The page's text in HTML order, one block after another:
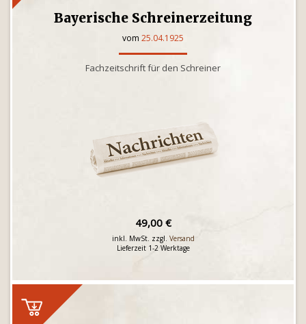
Bayerische Schreinerzeitung
vom 25.04.1925
Fachzeitschrift für den Schreiner
49,00 €
inkl. MwSt. zzgl. Versand
Lieferzeit 1-2 Werktage